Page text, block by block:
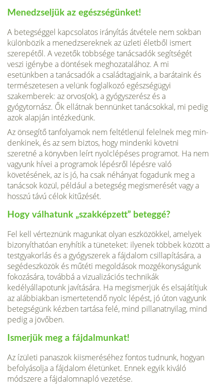
Menedzseljük az egészségünket!
A betegséggel kapcsola­tos irányítás átvétele nem sokban
különbözik a menedzserek­nek az üzleti életből ismert
szerepétől. A vezetők többsége ta­nácsadók segítségét
veszi igénybe a döntések meghozatalához. A mi
esetünkben a tanácsadók a családtagjaink, a barátaink és
természetesen a velünk foglalkozó egészségügyi
szakemberek: az orvos(ok), a gyógyszerész és a
gyógytornász. Ők ellátnak bennünket tanácsokkal, mi pedig
azok alapján intézkedünk.
Az önsegítő tanfolyamok nem feltétlenül felelnek meg min­
denkinek, és az sem biztos, hogy mindenki követni
szeretné a könyvben leírt nyolclépéses programot. Ha nem
vagyunk hívei a programok lépésről lépésre való
követésének, az is jó, ha csak néhányat fogadunk meg a
tanácsok közül, például a betegség megismerését vagy a
hosszú távú célok kitűzését.
Hogy válhatunk „szakképzett” beteggé?
Fel kell vérteznünk magunkat olyan eszközökkel, amelyek
bi­zonyíthatóan enyhítik a tüneteket: ilyenek többek között a
testgyakorlás és a gyógyszerek a fájdalom csillapítására, a
se­gédeszközök és műtéti megoldások mozgékonyságunk
fokozá­sára, továbbá a vizualizációs technikák
kedélyállapotunk javí­tására. Ha megismerjük és elsajátítjuk
az alábbiakban ismertetendő nyolc lépést, jó úton vagyunk
betegségünk kéz­ben tartása felé, mind pillanatnyilag, mind
pedig a jövőben.
Ismerjük meg a fájdalmunkat!
Az ízületi panaszok kiismeréséhez fontos tudnunk, hogyan
befolyásolja a fájdalom életünket. Ennek egyik kiváló
módszere a fájdalomnapló vezetése.